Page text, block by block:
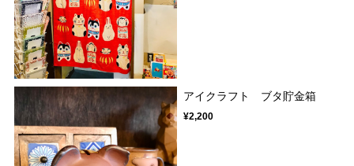
アイクラフト ブタ貯金箱
¥2,200